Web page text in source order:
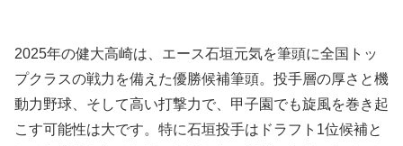
2025年の健大高崎は、エース石垣元気を筆頭に全国トッ
プクラスの戦力を備えた優勝候補筆頭。投手層の厚さと機
動力野球、そして高い打撃力で、甲子園でも旋風を巻き起
こす可能性は大です。特に石垣投手はドラフト1位候補と